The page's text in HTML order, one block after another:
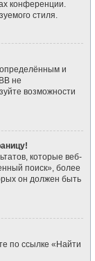
конференции.
стиля.
и
не
возможности
которые веб-
поиск», более
он должен быть
по ссылке «Найти